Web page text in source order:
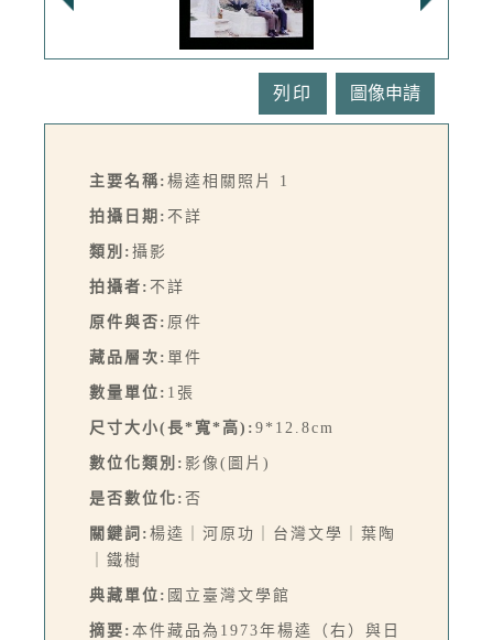
列印
主要名稱: 楊逵相關照片 1
拍攝日期: 不詳
類別: 攝影
拍攝者: 不詳
原件與否: 原件
藏品層次: 單件
數量單位: 1張
尺寸大小(長*寬*高): 9*12.8cm
數位化類別: 影像(圖片)
是否數位化: 否
關鍵詞: 楊逵｜河原功｜台灣文學｜葉陶
｜鐵樹
典藏單位: 國立臺灣文學館
摘要: 本件藏品為1973年楊逵（右）與日